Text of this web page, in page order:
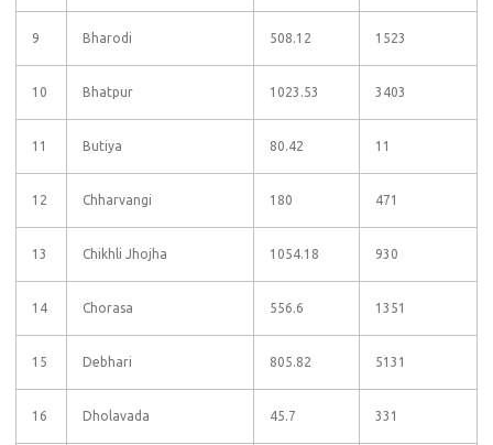
9 Bharodi 508.12 1523
10 Bhatpur 1023.53 3403
11 Butiya 80.42 11
12 Chharvangi 180 471
13 Chikhli Jhojha 1054.18 930
14 Chorasa 556.6 1351
15 Debhari 805.82 5131
16 Dholavada 45.7 331